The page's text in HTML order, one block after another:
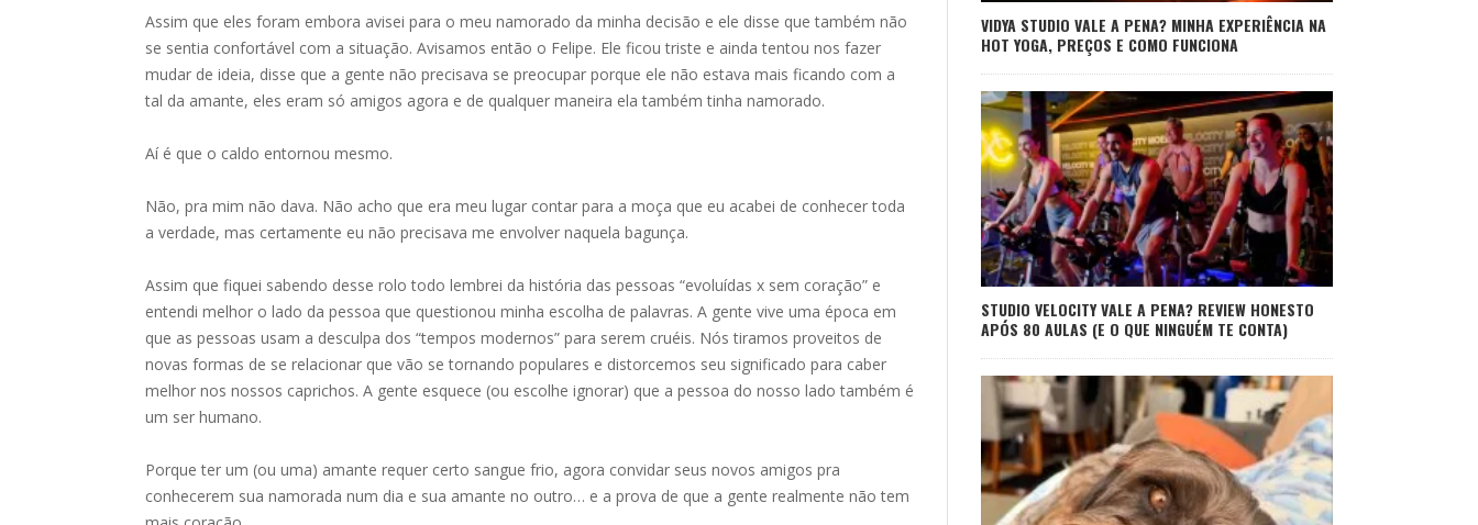
Assim que eles foram embora avisei para o meu namorado da minha decisão e ele disse que também não
se sentia confortável com a situação. Avisamos então o Felipe. Ele ficou triste e ainda tentou nos fazer
mudar de ideia, disse que a gente não precisava se preocupar porque ele não estava mais ficando com a
tal da amante, eles eram só amigos agora e de qualquer maneira ela também tinha namorado.
Aí é que o caldo entornou mesmo.
Não, pra mim não dava. Não acho que era meu lugar contar para a moça que eu acabei de conhecer toda
a verdade, mas certamente eu não precisava me envolver naquela bagunça.
Assim que fiquei sabendo desse rolo todo lembrei da história das pessoas “evoluídas x sem coração” e
entendi melhor o lado da pessoa que questionou minha escolha de palavras. A gente vive uma época em
que as pessoas usam a desculpa dos “tempos modernos” para serem cruéis. Nós tiramos proveitos de
novas formas de se relacionar que vão se tornando populares e distorcemos seu significado para caber
melhor nos nossos caprichos. A gente esquece (ou escolhe ignorar) que a pessoa do nosso lado também é
um ser humano.
Porque ter um (ou uma) amante requer certo sangue frio, agora convidar seus novos amigos pra
conhecerem sua namorada num dia e sua amante no outro… e a prova de que a gente realmente não tem
VIDYA STUDIO VALE A PENA? MINHA EXPERIÊNCIA NA
HOT YOGA, PREÇOS E COMO FUNCIONA
STUDIO VELOCITY VALE A PENA? REVIEW HONESTO
APÓS 80 AULAS (E O QUE NINGUÉM TE CONTA)